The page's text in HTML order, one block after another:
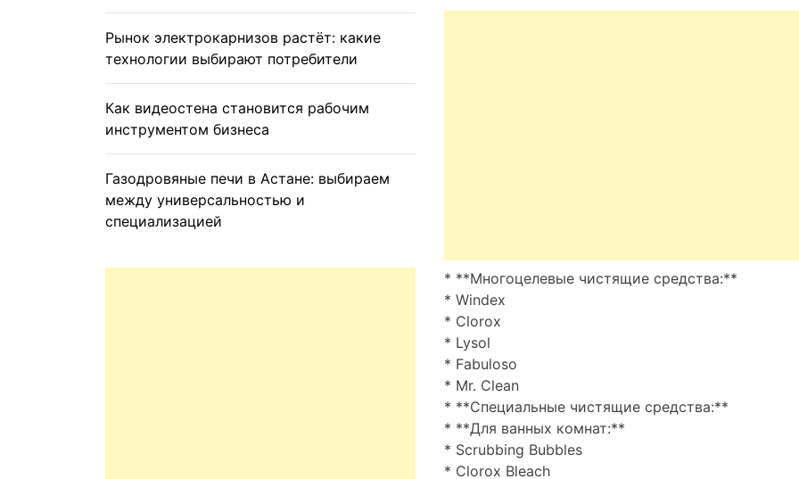
* **Многоцелевые чистящие средства:**
* Windex
* Clorox
* Lysol
* Fabuloso
* Mr. Clean
* **Специальные чистящие средства:**
* **Для ванных комнат:**
* Scrubbing Bubbles
* Clorox Bleach
Рынок электрокарнизов растёт: какие
технологии выбирают потребители
Как видеостена становится рабочим
инструментом бизнеса
Газодровяные печи в Астане: выбираем
между универсальностью и
специализацией